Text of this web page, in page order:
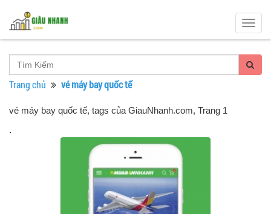
Trang chủ vé máy bay quốc tế
vé máy bay quốc tế, tags của GiauNhanh.com, Trang 1
.